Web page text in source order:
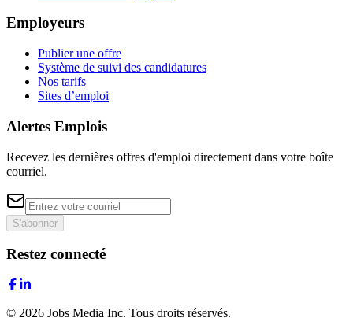
Employeurs
Publier une offre
Système de suivi des candidatures
Nos tarifs
Sites d’emploi
Alertes Emplois
Recevez les dernières offres d'emploi directement dans votre boîte
courriel.
S'abonner
Restez connecté
© 2026 Jobs Media Inc. Tous droits réservés.